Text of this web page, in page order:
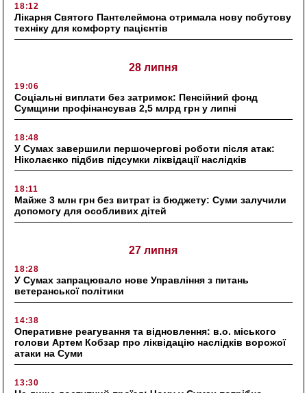
18:12
Лікарня Святого Пантелеймона отримала нову побутову
техніку для комфорту пацієнтів
28 липня
19:06
Соціальні виплати без затримок: Пенсійний фонд
Сумщини профінансував 2,5 млрд грн у липні
18:48
У Сумах завершили першочергові роботи після атак:
Ніколаєнко підбив підсумки ліквідації наслідків
18:11
Майже 3 млн грн без витрат із бюджету: Суми залучили
допомогу для особливих дітей
27 липня
18:28
У Сумах запрацювало нове Управління з питань
ветеранської політики
14:38
Оперативне реагування та відновлення: в.о. міського
голови Артем Кобзар про ліквідацію наслідків ворожої
атаки на Суми
13:30